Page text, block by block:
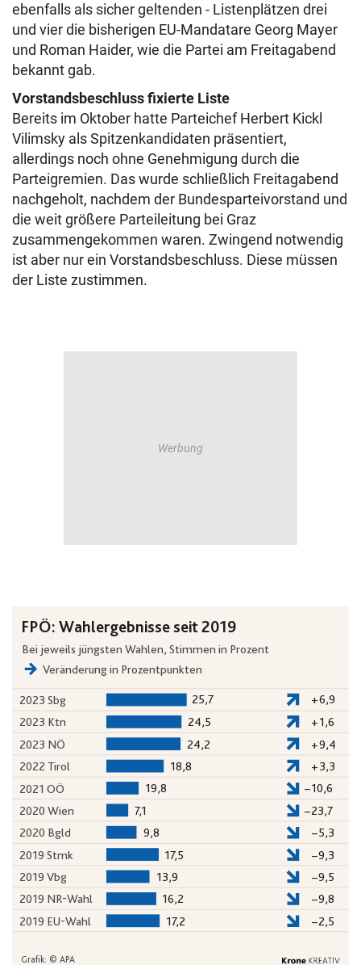
ebenfalls als sicher geltenden - Listenplätzen drei
und vier die bisherigen EU-Mandatare Georg Mayer
und Roman Haider, wie die Partei am Freitagabend
bekannt gab.
Vorstandsbeschluss fixierte Liste
Bereits im Oktober hatte Parteichef Herbert Kickl
Vilimsky als Spitzenkandidaten präsentiert,
allerdings noch ohne Genehmigung durch die
Parteigremien. Das wurde schließlich Freitagabend
nachgeholt, nachdem der Bundesparteivorstand und
die weit größere Parteileitung bei Graz
zusammengekommen waren. Zwingend notwendig
ist aber nur ein Vorstandsbeschluss. Diese müssen
der Liste zustimmen.